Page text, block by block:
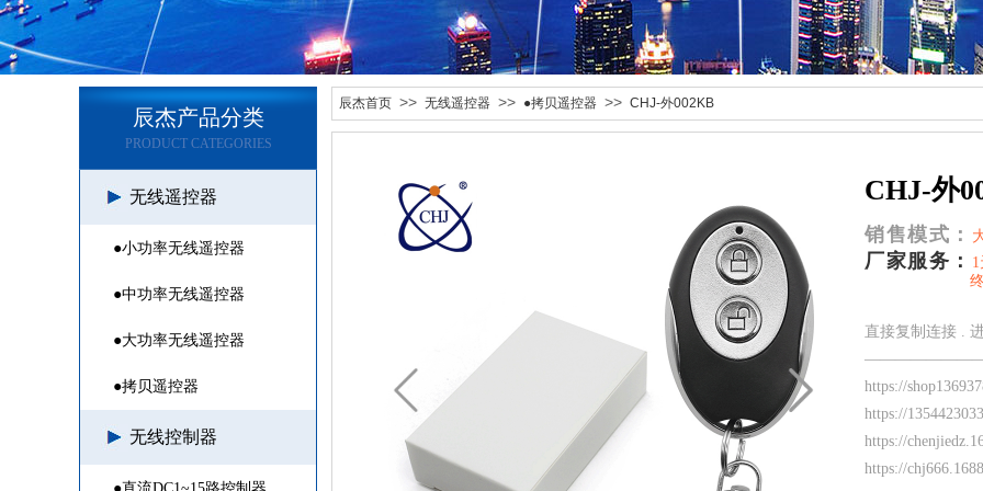
辰杰产品分类
PRODUCT CATEGORIES
辰杰首页 >> 无线遥控器 >> ●拷贝遥控器 >> CHJ-外002KB
CHJ-外
销售模式：
厂家服务：
终身免
直接复制连接 .
https://
https://
https://
https://
无线遥控器
●小功率无线遥控器
●中功率无线遥控器
●大功率无线遥控器
●拷贝遥控器
无线控制器